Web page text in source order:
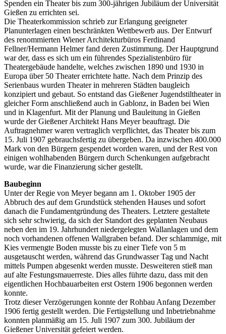
Spenden ein Theater bis zum 300-jährigen Jubiläum der Universität
Gießen zu errichten sei.
Die Theaterkommission schrieb zur Erlangung geeigneter
Planunterlagen einen beschränkten Wettbewerb aus. Der Entwurf
des renommierten Wiener Architekturbüros Ferdinand
Fellner/Hermann Helmer fand deren Zustimmung. Der Hauptgrund
war der, dass es sich um ein führendes Spezialistenbüro für
Theatergebäude handelte, welches zwischen 1890 und 1930 in
Europa über 50 Theater errichtete hatte. Nach dem Prinzip des
Serienbaus wurden Theater in mehreren Städten baugleich
konzipiert und gebaut. So entstand das Gießener Jugendstiltheater in
gleicher Form anschließend auch in Gablonz, in Baden bei Wien
und in Klagenfurt. Mit der Planung und Bauleitung in Gießen
wurde der Gießener Architekt Hans Meyer beauftragt. Die
Auftragnehmer waren vertraglich verpflichtet, das Theater bis zum
15. Juli 1907 gebrauchsfertig zu übergeben. Da inzwischen 400.000
Mark von den Bürgern gespendet worden waren, und der Rest von
einigen wohlhabenden Bürgern durch Schenkungen aufgebracht
wurde, war die Finanzierung sicher gestellt.
Baubeginn
Unter der Regie von Meyer begann am 1. Oktober 1905 der
Abbruch des auf dem Grundstück stehenden Hauses und sofort
danach die Fundamentgründung des Theaters. Letztere gestaltete
sich sehr schwierig, da sich der Standort des geplanten Neubaus
neben den im 19. Jahrhundert niedergelegten Wallanlagen und dem
noch vorhandenen offenen Wallgraben befand. Der schlammige, mit
Kies vermengte Boden musste bis zu einer Tiefe von 5 m
ausgetauscht werden, während das Grundwasser Tag und Nacht
mittels Pumpen abgesenkt werden musste. Desweiteren stieß man
auf alte Festungsmauerreste. Dies alles führte dazu, dass mit den
eigentlichen Hochbauarbeiten erst Ostern 1906 begonnen werden
konnte.
Trotz dieser Verzögerungen konnte der Rohbau Anfang Dezember
1906 fertig gestellt werden. Die Fertigstellung und Inbetriebnahme
konnten planmäßig am 15. Juli 1907 zum 300. Jubiläum der
Gießener Universität gefeiert werden.